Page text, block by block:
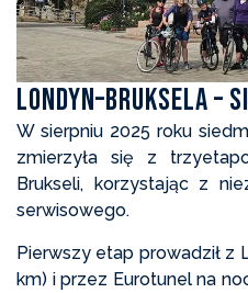
Londyn–Bruksela –
W sierpniu 2025 roku
zmierzyła się z
Brukseli, korzystając z
serwisowego.
Pierwszy etap prowadził z
km) i przez Eurotunel na